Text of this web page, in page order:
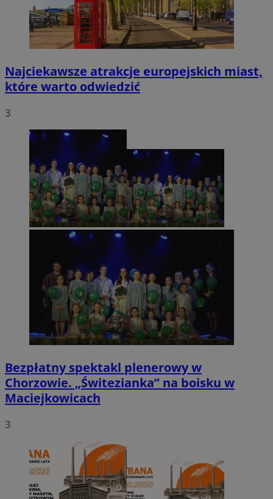
Najciekawsze atrakcje europejskich miast,
które warto odwiedzić
3
Bezpłatny spektakl plenerowy w
Chorzowie. „Świtezianka” na boisku w
Maciejkowicach
3